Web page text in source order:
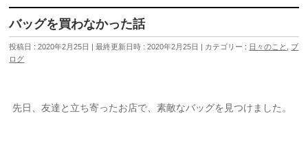
バッグを買わなかった話
投稿日 : 2020年2月25日 最終更新日時 : 2020年2月25日 カテゴリー : 日々のこと
ブ
ログ
先日、友達と立ち寄ったお店で、素敵なバッグを見つけました。